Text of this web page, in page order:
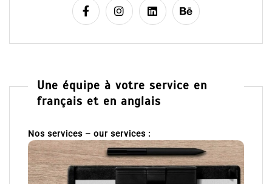
Une équipe à votre service en
français et en anglais
Nos services – our services :